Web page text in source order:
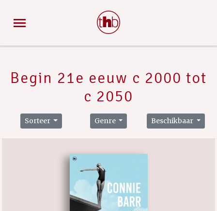
Begin 21e eeuw c 2000 tot
c 2050
Sorteer Genre Beschikbaar